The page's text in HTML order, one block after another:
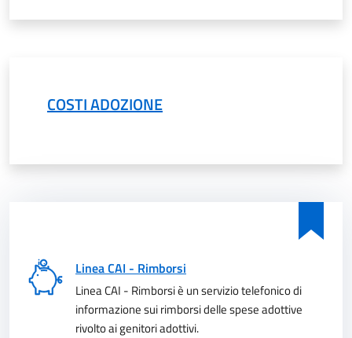
COSTI ADOZIONE
Linea CAI - Rimborsi
Linea CAI - Rimborsi è un servizio telefonico di
informazione sui rimborsi delle spese adottive
rivolto ai genitori adottivi.